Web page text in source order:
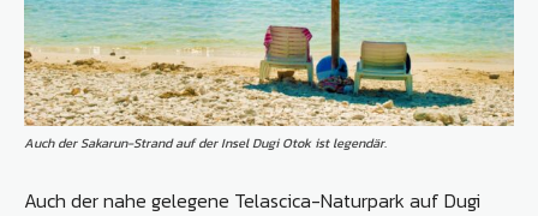
Auch der Sakarun-Strand auf der Insel Dugi Otok ist legendär.
Auch der nahe gelegene Telascica-Naturpark auf Dugi